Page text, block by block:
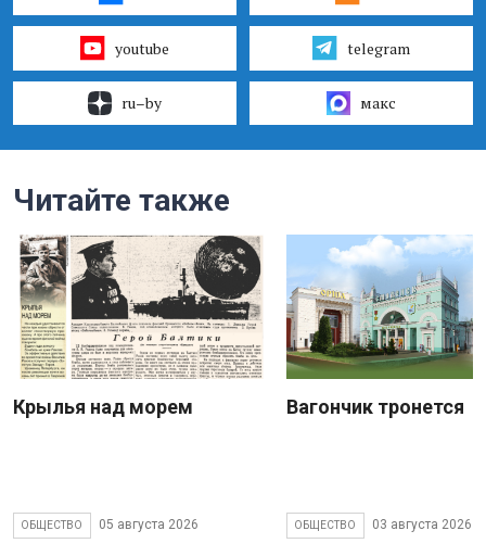
youtube telegram
ru–by макс
Читайте также
Крылья над морем
ОБЩЕСТВО 05 августа 2026
Вагончик тронется
ОБЩЕСТВО 03 августа 2026